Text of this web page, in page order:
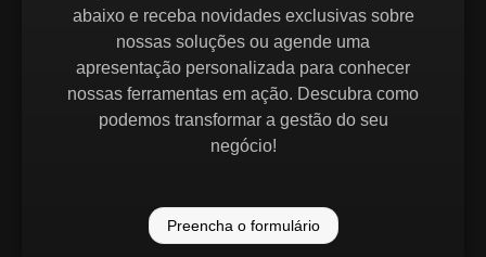
abaixo e receba novidades exclusivas sobre
nossas soluções ou agende uma
apresentação personalizada para conhecer
nossas ferramentas em ação. Descubra como
podemos transformar a gestão do seu
negócio!
Preencha o formulário